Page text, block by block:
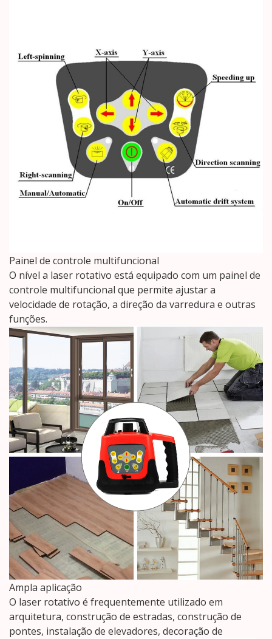
Painel de controle multifuncional
O nível a laser rotativo está equipado com um painel de
controle multifuncional que permite ajustar a
velocidade de rotação, a direção da varredura e outras
funções.
Ampla aplicação
O laser rotativo é frequentemente utilizado em
arquitetura, construção de estradas, construção de
pontes, instalação de elevadores, decoração de